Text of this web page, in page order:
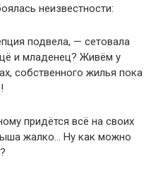
неизвестности:
подвела, — сетовала
и младенец? Живём у
собственного жилья пока
придётся всё на своих
жалко… Ну как можно